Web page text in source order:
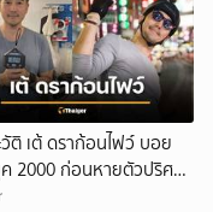
วัติ เต้ ดราก้อนไฟว์ บอย
2000 ก่อนหายตัวปริศนา
น